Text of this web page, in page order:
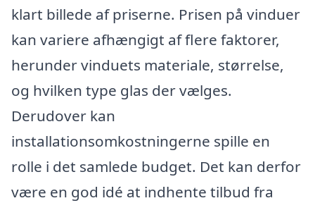
klart billede af priserne. Prisen på vinduer
kan variere afhængigt af flere faktorer,
herunder vinduets materiale, størrelse,
og hvilken type glas der vælges.
Derudover kan
installationsomkostningerne spille en
rolle i det samlede budget. Det kan derfor
være en god idé at indhente tilbud fra